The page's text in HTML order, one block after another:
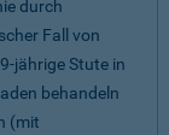
durch
Fall von
jährige Stute in
behandeln
(mit